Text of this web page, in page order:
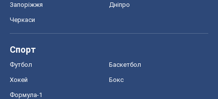
Запоріжжя Дніпро
Черкаси
Спорт
Футбол Баскетбол
Хокей Бокс
Формула-1